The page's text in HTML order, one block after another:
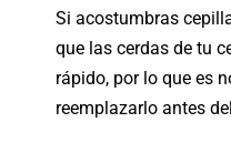
Si acostumbras
que las cerdas de tu
rápido, por lo que es
reemplazarlo antes